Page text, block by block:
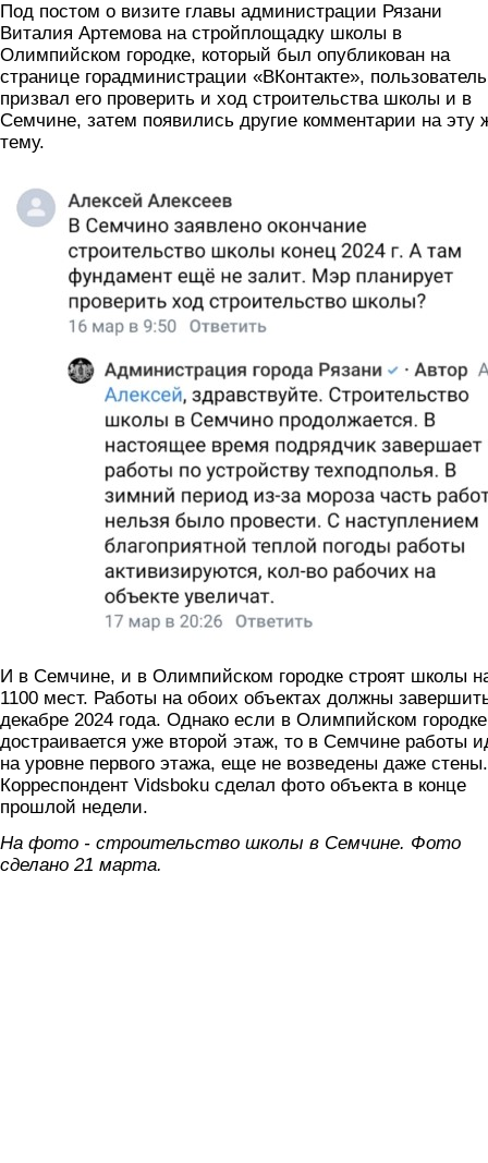
Под постом о визите главы администрации Рязани
Виталия Артемова на стройплощадку школы в
Олимпийском городке, который был опубликован на
странице горадминистрации «ВКонтакте», пользователь
призвал его проверить и ход строительства школы и в
Семчине, затем появились другие комментарии на эту
тему.
1100_mest1.jpg
И в Семчине, и в Олимпийском городке строят школы
1100 мест. Работы на обоих объектах должны
декабре 2024 года. Однако если в Олимпийском городке
достраивается уже второй этаж, то в Семчине работы
на уровне первого этажа, еще не возведены даже стены.
Корреспондент Vidsboku сделал фото объекта в конце
прошлой недели.
На фото - строительство школы в Семчине. Фото
сделано 21 марта.